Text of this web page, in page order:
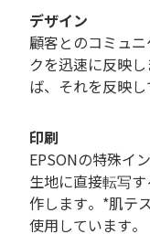
デザイン
顧客とのコミュ
クを迅速に反映
ば、それを反映し
印刷
EPSONの特殊イ
生地に直接転写
作します。*肌テ
使用しています。